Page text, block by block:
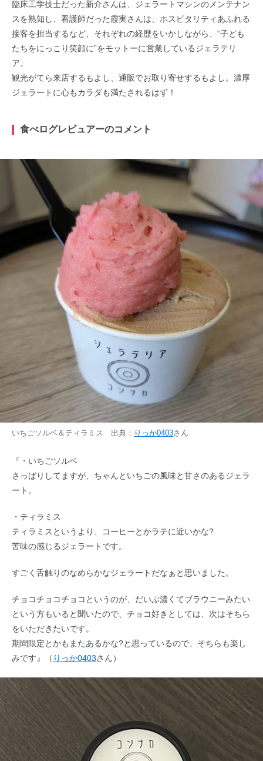
臨床工学技士だった新介さんは、ジェラートマシンのメンテナン
スを熟知し、看護師だった霞実さんは、ホスピタリティあふれる
接客を担当するなど、それぞれの経歴をいかしながら、“子ども
たちをにっこり笑顔に”をモットーに営業しているジェラテリ
ア。
観光がてら来店するもよし、通販でお取り寄せするもよし。濃厚
ジェラートに心もカラダも満たされるはず！
食べログレビュアーのコメント
いちごソルベ＆ティラミス 出典： りっか0403さん
『・いちごソルベ
さっぱりしてますが、ちゃんといちごの風味と甘さのあるジェラ
ート。
・ティラミス
ティラミスというより、コーヒーとかラテに近いかな?
苦味の感じるジェラートです。
すごく舌触りのなめらかなジェラートだなぁと思いました。
チョコチョコチョコというのが、だいぶ濃くてブラウニーみたい
という方もいると聞いたので、チョコ好きとしては、次はそちら
をいただきたいです。
期間限定とかもまたあるかな?と思っているので、そちらも楽し
みです』（ りっか0403さん）